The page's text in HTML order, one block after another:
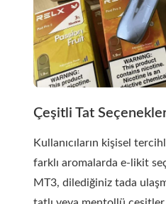
Çeşitli Tat
Kullanıcıların kişisel
farklı aromalarda e-likit
MT3, dilediğiniz tada